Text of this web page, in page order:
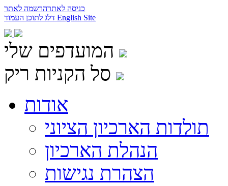
כניסה לאתרהרשמה לאתר
English Site
המועדפים שלי
סל הקניות ריק
אודות
תולדות הארכיון הציוני
הנהלת הארכיון
הצהרת נגישות